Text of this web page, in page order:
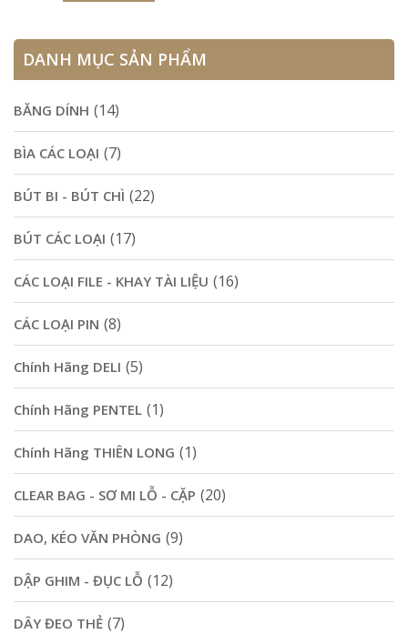
DANH MỤC SẢN PHẨM
BĂNG DÍNH (14)
BÌA CÁC LOẠI (7)
BÚT BI - BÚT CHÌ (22)
BÚT CÁC LOẠI (17)
CÁC LOẠI FILE - KHAY TÀI LIỆU (16)
CÁC LOẠI PIN (8)
Chính Hãng DELI (5)
Chính Hãng PENTEL (1)
Chính Hãng THIÊN LONG (1)
CLEAR BAG - SƠ MI LỖ - CẶP (20)
DAO, KÉO VĂN PHÒNG (9)
DẬP GHIM - ĐỤC LỖ (12)
DÂY ĐEO THẺ (7)